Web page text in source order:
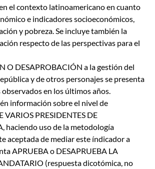
el contexto latinoamericano en cuanto
e indicadores socioeconómicos,
y pobreza. Se incluye también la
respecto de las perspectivas para el
O DESAPROBACIÓN a la gestión del
y de otros personajes se presenta
en los últimos años.
información sobre el nivel de
PRESIDENTES DE
haciendo uso de la metodología
aceptada de mediar este índicador a
APRUEBA o DESAPRUEBA LA
(respuesta dicotómica, no